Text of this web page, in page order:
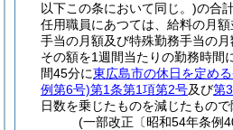
以下この条において同じ。)の合
任用職員にあつては、給料の月
手当の月額及び特殊勤務手当の
その額を1週間当たりの勤務時間
間45分に東広島市の休日を定める
例第6号)第1条第1項第2号及び第
日数を乗じたものを減じたもので
(一部改正〔昭和54年条例